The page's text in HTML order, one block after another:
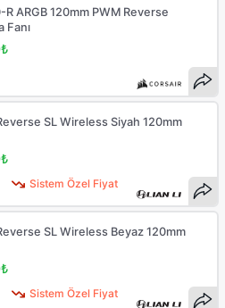
R ARGB 120mm PWM Reverse
Fanı
Sistem Özel Fiyat
SL Wireless Siyah 120mm
Sistem Özel Fiyat
SL Wireless Beyaz 120mm